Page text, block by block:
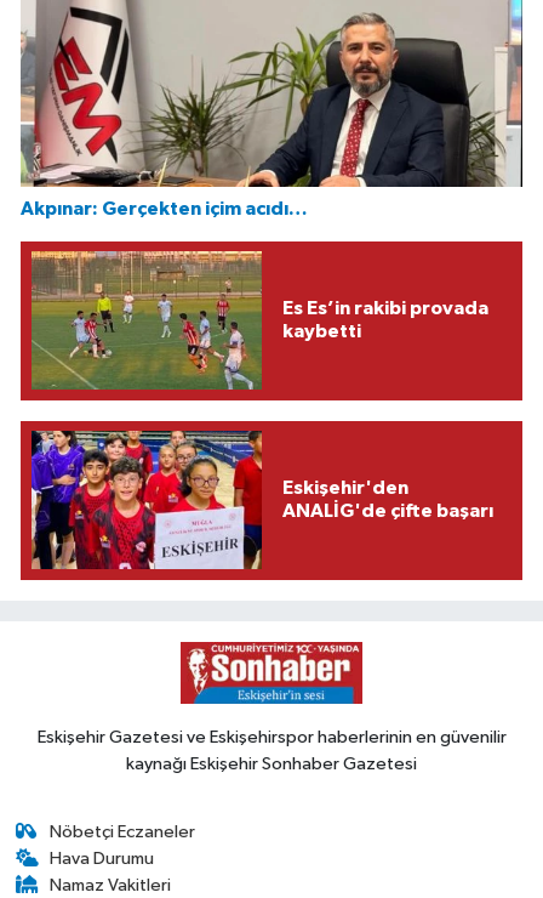
Akpınar: Gerçekten içim acıdı…
Es Es’in rakibi provada
kaybetti
Eskişehir'den
ANALİG'de çifte başarı
Eskişehir Gazetesi ve Eskişehirspor haberlerinin en güvenilir
kaynağı Eskişehir Sonhaber Gazetesi
Nöbetçi Eczaneler
Hava Durumu
Namaz Vakitleri